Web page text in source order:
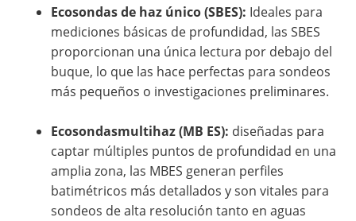
Ecosondas de haz único (SBES): Ideales para
mediciones básicas de profundidad, las SBES
proporcionan una única lectura por debajo del
buque, lo que las hace perfectas para sondeos
más pequeños o investigaciones preliminares.
Ecosondasmultihaz(MB ES): diseñadas para
captar múltiples puntos de profundidad en una
amplia zona, las MBES generan perfiles
batimétricos más detallados y son vitales para
sondeos de alta resolución tanto en aguas